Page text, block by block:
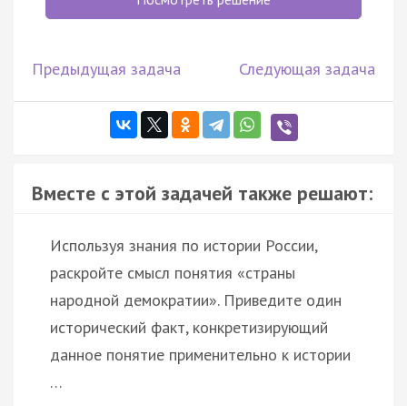
Предыдущая задача Следующая задача
Вместе с этой задачей также решают:
Используя знания по истории России,
раскройте смысл понятия «страны
народной демократии». Приведите один
исторический факт, конкретизирующий
данное понятие применительно к истории
…